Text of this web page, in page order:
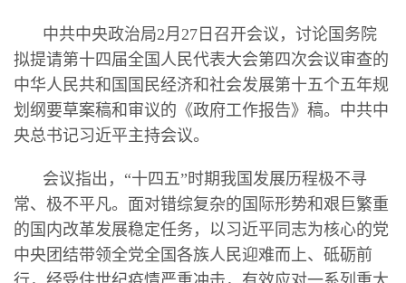
中共中央政治局2月27日召开会议，讨论国务院
拟提请第十四届全国人民代表大会第四次会议审查的
中华人民共和国国民经济和社会发展第十五个五年规
划纲要草案稿和审议的《政府工作报告》稿。中共中
央总书记习近平主持会议。
会议指出，“十四五”时期我国发展历程极不寻
常、极不平凡。面对错综复杂的国际形势和艰巨繁重
的国内改革发展稳定任务，以习近平同志为核心的党
中央团结带领全党全国各族人民迎难而上、砥砺前